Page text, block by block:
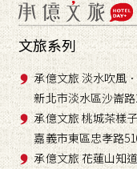
文旅系列
承億文旅 淡水吹風
新北市淡水區沙崙
承億文旅 桃城茶樣
嘉義市東區忠孝路
承億文旅 花蓮山知